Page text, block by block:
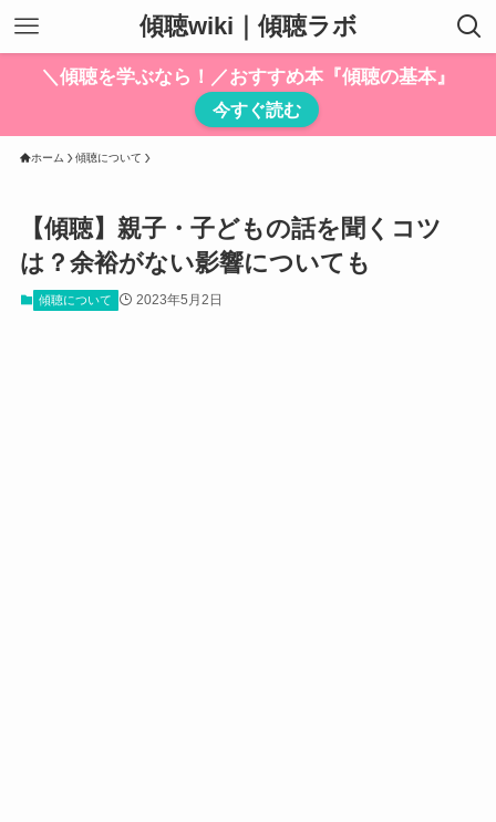
傾聴wiki｜傾聴ラボ
＼傾聴を学ぶなら！／おすすめ本『傾聴の基本』
今すぐ読む
ホーム 傾聴について
【傾聴】親子・子どもの話を聞くコツ
は？余裕がない影響についても
傾聴について 2023年5月2日